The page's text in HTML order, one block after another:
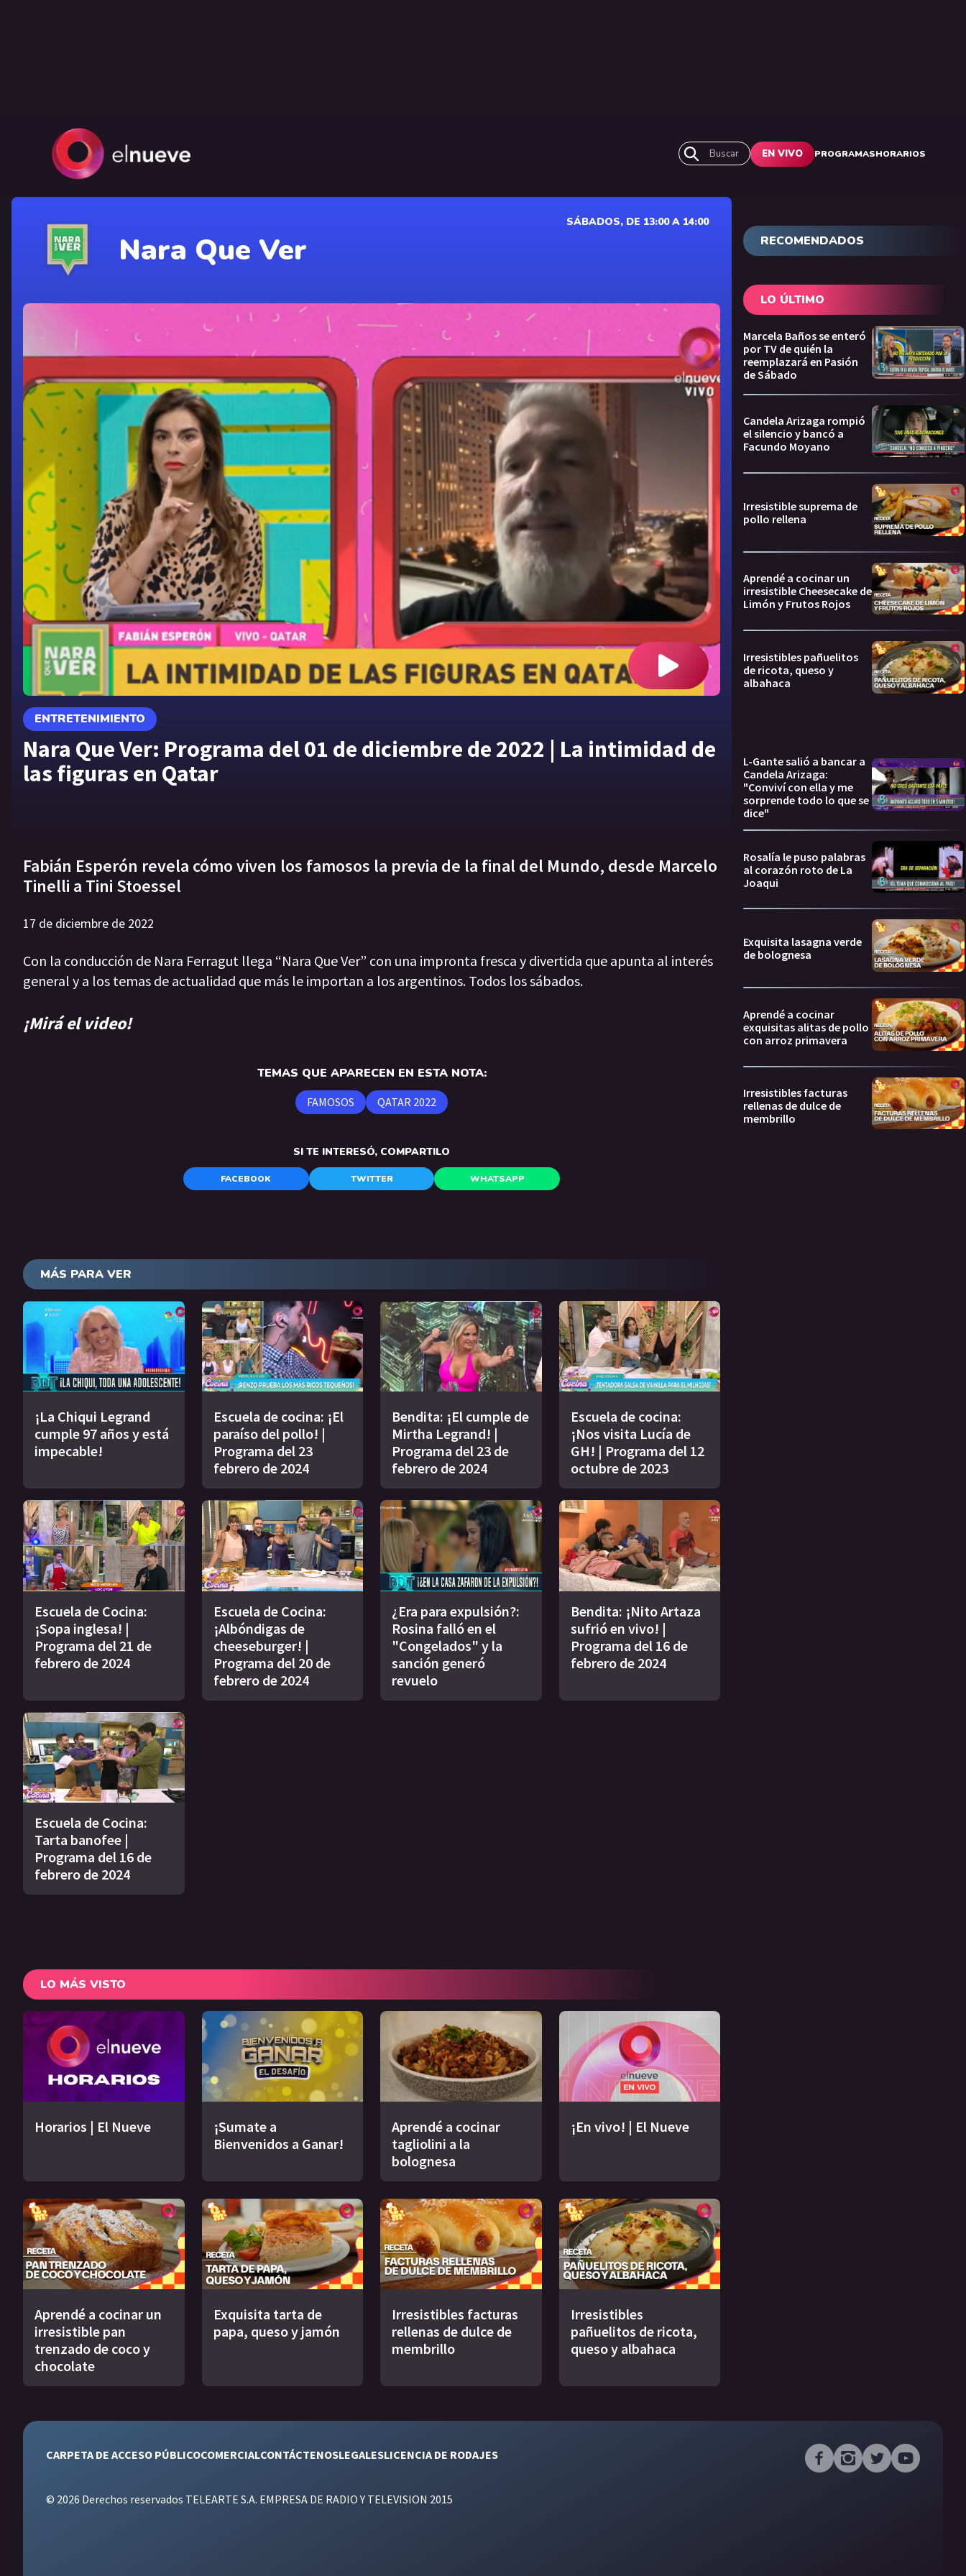
Buscar EN VIVO PROGRAMASHORARIOS
Nara Que Ver
SÁBADOS, DE 13:00 A 14:00
ENTRETENIMIENTO
Nara Que Ver: Programa del 01 de diciembre de 2022 | La intimidad de
las figuras en Qatar
Fabián Esperón revela cómo viven los famosos la previa de la final del Mundo, desde Marcelo
Tinelli a Tini Stoessel
17 de diciembre de 2022
Con la conducción de Nara Ferragut llega “Nara Que Ver” con una impronta fresca y divertida que apunta al interés
general y a los temas de actualidad que más le importan a los argentinos. Todos los sábados.
¡Mirá el video!
TEMAS QUE APARECEN EN ESTA NOTA:
FAMOSOS QATAR 2022
SI TE INTERESÓ, COMPARTILO
FACEBOOK TWITTER WHATSAPP
MÁS PARA VER
¡La Chiqui Legrand
cumple 97 años y está
impecable!
Escuela de cocina: ¡El
paraíso del pollo! |
Programa del 23
febrero de 2024
Bendita: ¡El cumple de
Mirtha Legrand! |
Programa del 23 de
febrero de 2024
Escuela de cocina:
¡Nos visita Lucía de
GH! | Programa del 12
octubre de 2023
Escuela de Cocina:
¡Sopa inglesa! |
Programa del 21 de
febrero de 2024
Escuela de Cocina:
¡Albóndigas de
cheeseburger! |
Programa del 20 de
febrero de 2024
¿Era para expulsión?:
Rosina falló en el
"Congelados" y la
sanción generó
revuelo
Bendita: ¡Nito Artaza
sufrió en vivo! |
Programa del 16 de
febrero de 2024
Escuela de Cocina:
Tarta banofee |
Programa del 16 de
febrero de 2024
LO MÁS VISTO
Horarios | El Nueve
¡Sumate a
Bienvenidos a Ganar!
Aprendé a cocinar
tagliolini a la
bolognesa
¡En vivo! | El Nueve
Aprendé a cocinar un
irresistible pan
trenzado de coco y
chocolate
Exquisita tarta de
papa, queso y jamón
Irresistibles facturas
rellenas de dulce de
membrillo
Irresistibles
pañuelitos de ricota,
queso y albahaca
RECOMENDADOS
LO ÚLTIMO
Marcela Baños se enteró
por TV de quién la
reemplazará en Pasión
de Sábado
Candela Arizaga rompió
el silencio y bancó a
Facundo Moyano
Irresistible suprema de
pollo rellena
Aprendé a cocinar un
irresistible Cheesecake de
Limón y Frutos Rojos
Irresistibles pañuelitos
de ricota, queso y
albahaca
L-Gante salió a bancar a
Candela Arizaga:
"Conviví con ella y me
sorprende todo lo que se
dice"
Rosalía le puso palabras
al corazón roto de La
Joaqui
Exquisita lasagna verde
de bolognesa
Aprendé a cocinar
exquisitas alitas de pollo
con arroz primavera
Irresistibles facturas
rellenas de dulce de
membrillo
CARPETA DE ACCESO PÚBLICOCOMERCIALCONTÁCTENOSLEGALESLICENCIA DE RODAJES
© 2026 Derechos reservados TELEARTE S.A. EMPRESA DE RADIO Y TELEVISION 2015